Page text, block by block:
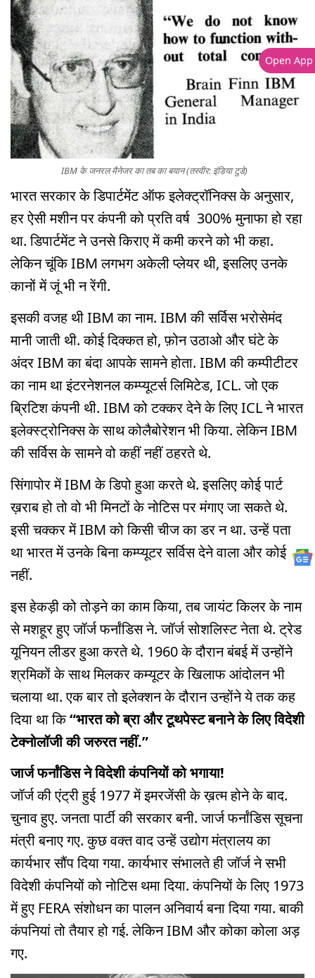
IBM के जनरल मैनेजर का तब का बयान (तस्वीर: इंडिया टुडे)
भारत सरकार के डिपार्टमेंट ऑफ इलेक्ट्रॉनिक्स के अनुसार,
हर ऐसी मशीन पर कंपनी को प्रति वर्ष 300% मुनाफा हो रहा
था. डिपार्टमेंट ने उनसे किराए में कमी करने को भी कहा.
लेकिन चूंकि IBM लगभग अकेली प्लेयर थी, इसलिए उनके
कानों में जूं भी न रेंगी.
इसकी वजह थी IBM का नाम. IBM की सर्विस भरोसेमंद
मानी जाती थी. कोई दिक्कत हो, फ़ोन उठाओ और घंटे के
अंदर IBM का बंदा आपके सामने होता. IBM की कम्पीटीटर
का नाम था इंटरनेशनल कम्प्यूटर्स लिमिटेड, ICL. जो एक
ब्रिटिश कंपनी थी. IBM को टक्कर देने के लिए ICL ने भारत
इलेक्स्ट्रोनिक्स के साथ कोलैबोरेशन भी किया. लेकिन IBM
की सर्विस के सामने वो कहीं नहीं ठहरते थे.
सिंगापोर में IBM के डिपो हुआ करते थे. इसलिए कोई पार्ट
ख़राब हो तो वो भी मिनटों के नोटिस पर मंगाए जा सकते थे.
इसी चक्कर में IBM को किसी चीज का डर न था. उन्हें पता
था भारत में उनके बिना कम्प्यूटर सर्विस देने वाला और कोई
नहीं.
इस हेकड़ी को तोड़ने का काम किया, तब जायंट किलर के नाम
से मशहूर हुए जॉर्ज फर्नांडिस ने. जॉर्ज सोशलिस्ट नेता थे. ट्रेड
यूनियन लीडर हुआ करते थे. 1960 के दौरान बंबई में उन्होंने
श्रमिकों के साथ मिलकर कम्यूटर के खिलाफ आंदोलन भी
चलाया था. एक बार तो इलेक्शन के दौरान उन्होंने ये तक कह
दिया था कि“भारत को ब्रा और टूथपेस्ट बनाने के लिए विदेशी
टेक्नोलॉजी की जरुरत नहीं.”
जार्ज फर्नांडिस ने विदेशी कंपनियों को भगाया!
जॉर्ज की एंट्री हुई 1977 में इमरजेंसी के ख़त्म होने के बाद.
चुनाव हुए. जनता पार्टी की सरकार बनी. जार्ज फर्नांडिस सूचना
मंत्री बनाए गए. कुछ वक्त वाद उन्हें उद्योग मंत्रालय का
कार्यभार सौंप दिया गया. कार्यभार संभालते ही जॉर्ज ने सभी
विदेशी कंपनियों को नोटिस थमा दिया. कंपनियों के लिए 1973
में हुए FERA संशोधन का पालन अनिवार्य बना दिया गया. बाकी
कंपनियां तो तैयार हो गई. लेकिन IBM और कोका कोला अड़
गए.
Open App